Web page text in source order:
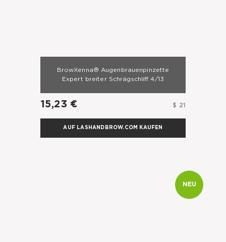
BrowXenna® Augenbrauenpinzette
Expert breiter Schrägschliff 4/13
15,23 € $ 21
AUF LASHANDBROW.COM KAUFEN
NEU